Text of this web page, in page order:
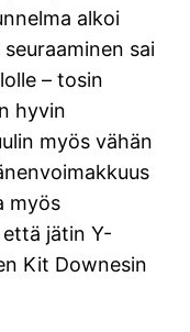
alkoi
sai
– tosin
hyvin
myös vähän
myös
jätin Y-
Kit Downesin